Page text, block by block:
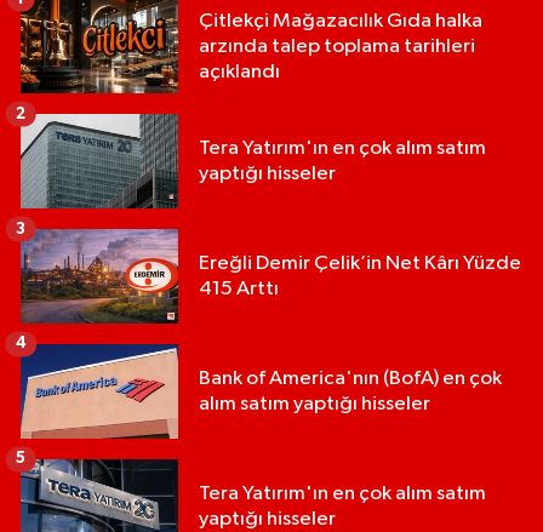
Çitlekçi Mağazacılık Gıda halka
arzında talep toplama tarihleri
açıklandı
Tera Yatırım'ın en çok alım satım
yaptığı hisseler
2
Ereğli Demir Çelik’in Net Kârı Yüzde
415 Arttı
3
Bank of America'nın (BofA) en çok
alım satım yaptığı hisseler
4
Tera Yatırım'ın en çok alım satım
yaptığı hisseler
5